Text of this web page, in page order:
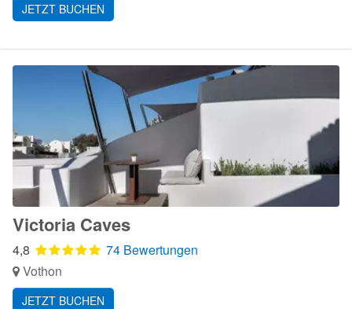
JETZT BUCHEN
Victoria Caves
4,8
74 Bewertungen
Vothon
JETZT BUCHEN